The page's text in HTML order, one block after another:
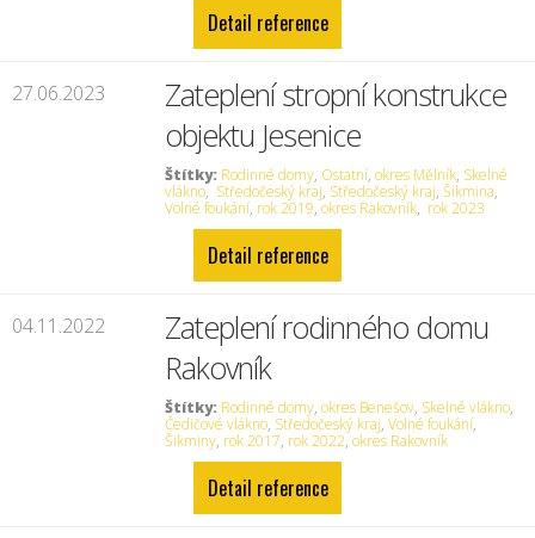
Detail reference
27.06.2023
Zateplení stropní konstrukce
objektu Jesenice
Štítky: Rodinné domy, Ostatní,okres Mělník, Skelné
vlákno, Středočeský kraj, Středočeský kraj,Šikmina,
Volné foukání, rok 2019,okres Rakovník, rok 2023
Detail reference
04.11.2022
Zateplení rodinného domu
Rakovník
Štítky: Rodinné domy,okres Benešov, Skelné vlákno,
Čedičové vlákno, Středočeský kraj,Volné foukání,
Šikminy, rok 2017, rok 2022,okres Rakovník
Detail reference